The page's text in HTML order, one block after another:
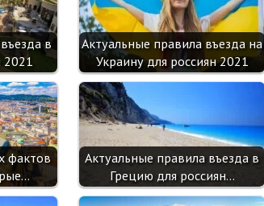
в
2021
Актуальные правила въезда на
Украину для россиян 2021
фактов
Актуальные правила въезда в
Грецию для россиян…